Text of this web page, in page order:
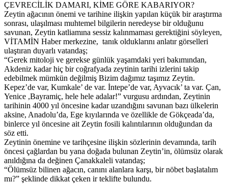
ÇEVRECİLİK DAMARI, KİME GÖRE KABARIYOR?
Zeytin ağacının önemi ve tarihine ilişkin yapılan küçük bir araştırma
sonrası, ulaşılması muhtemel bilgilerin neredeyse bir olduğunu
savunan, Zeytin katliamına sessiz kalınmaması gerektiğini söyleyen,
VİTAMİN Haber merkezine, tanık olduklarını anlatır görselleri
ulaştıran duyarlı vatandaş;
“Gerek mitoloji ve gerekse günlük yaşamdaki yeri bakımından,
Akdeniz kadar hiç bir coğrafyada zeytinin tarihi izlerini takip
edebilmek mümkün değilmiş Bizim dağımız taşımız Zeytin.
Kepez’de var, Kumkale’ de var. İntepe’de var, Ayvacık’ ta var. Çan,
Yenice ,Bayramiç, hele hele adalar!” vurgusu ardından, Zeytinin
tarihinin 4000 yıl öncesine kadar uzandığını savunan bazı ülkelerin
aksine, Anadolu’da, Ege kıyılarında ve özellikle de Gökçeada’da,
binlerce yıl öncesine ait Zeytin fosili kalıntılarının olduğundan da
söz etti.
Zeytinin önemine ve tarihçesine ilişkin sözlerinin devamında, tarih
öncesi çağlardan bu yana doğada bulunan Zeytin’in, ölümsüz olarak
anıldığına da değinen Çanakkaleli vatandaş;
“Ölümsüz bilinen ağacın, canını alanlara karşı, bir nöbet başlatalım
mı?” şeklinde dikkat çeken ir teklifte bulundu.